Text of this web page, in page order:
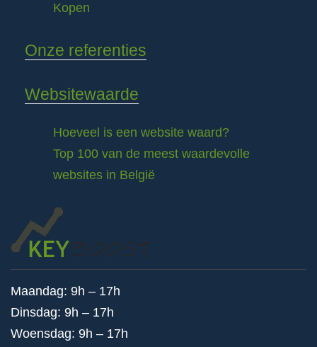
Kopen
Onze referenties
Websitewaarde
Hoeveel is een website waard?
Top 100 van de meest waardevolle
websites in België
Maandag: 9h – 17h
Dinsdag: 9h – 17h
Woensdag: 9h – 17h